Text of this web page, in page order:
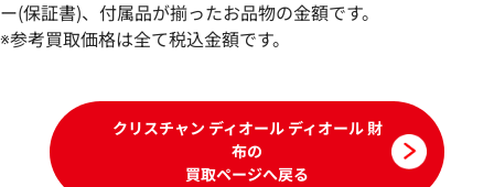
50,000円
2025年7月17日時点
46,000
ー(保証書)、付属品が揃ったお品物の金額です。
※参考買取価格は全て税込金額です。
クリスチャン ディオール ディオール 財
布の
買取ページへ戻る